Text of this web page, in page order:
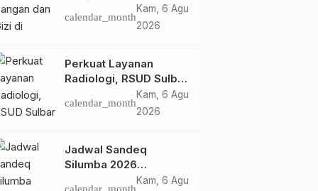
Mamasa: Tingkatkan
Pengetahuan dan
calendar_month
Kam, 6 Agu
2026
Perkuat Layanan
Radiologi, RSUD Sulbar
Sambut Kembali dr. Iis
Imelda, Sp.Rad
calendar_month
Kam, 6 Agu
2026
Jadwal Sandeq
Silumba 2026
Kam, 6 Agu